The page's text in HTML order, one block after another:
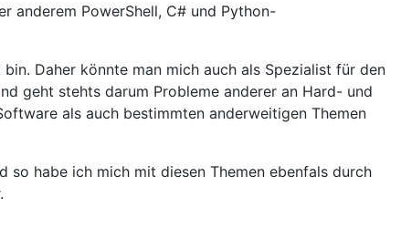
anderem PowerShell, C# und Python-
Daher könnte man mich auch als Spezialist für den
geht stehts darum Probleme anderer an Hard- und
als auch bestimmten anderweitigen Themen
so habe ich mich mit diesen Themen ebenfals durch